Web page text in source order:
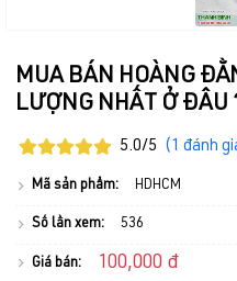
MUA BÁN HOÀNG
LƯỢNG NHẤT Ở ĐÂU
5.0/5 (1 đánh
Mã sản phẩm: HDHCM
Số lần xem: 536
Giá bán: 100,000 đ